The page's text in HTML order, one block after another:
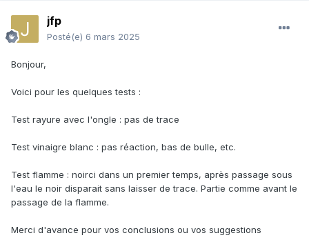
jfp
Posté(e) 6 mars 2025
Bonjour,
Voici pour les quelques tests :
Test rayure avec l'ongle : pas de trace
Test vinaigre blanc : pas réaction, bas de bulle, etc.
Test flamme : noirci dans un premier temps, après passage sous
l'eau le noir disparait sans laisser de trace. Partie comme avant le
passage de la flamme.
Merci d'avance pour vos conclusions ou vos suggestions